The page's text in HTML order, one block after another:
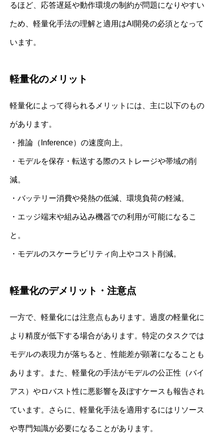
るほど、応答遅延や動作環境の制約が問題になりやすい
ため、軽量化手法の理解と適用はAI開発の必須となって
います。
軽量化のメリット
軽量化によって得られるメリットには、主に以下のもの
があります。
・推論（Inference）の速度向上。
・モデルを保存・転送する際のストレージや帯域の削
減。
・バッテリー消費や発熱の低減、環境負荷の軽減。
・エッジ端末や組み込み機器での利用が可能になるこ
と。
・モデルのスケーラビリティ向上やコスト削減。
軽量化のデメリット・注意点
一方で、軽量化には注意点もあります。過度の軽量化に
より精度が低下する場合があります。特定のタスクでは
モデルの表現力が落ちると、性能差が顕著になることも
あります。また、軽量化の手法がモデルの公正性（バイ
アス）やロバスト性に悪影響を及ぼすケースも報告され
ています。さらに、軽量化手法を適用するにはリソース
や専門知識が必要になることがあります。